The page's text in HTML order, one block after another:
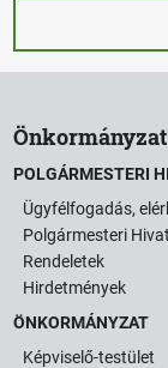
Önkormányzat
POLGÁRMESTERI
Ügyfélfogadás,
Polgármesteri
Rendeletek
Hirdetmények
ÖNKORMÁNYZAT
Képviselő-testület